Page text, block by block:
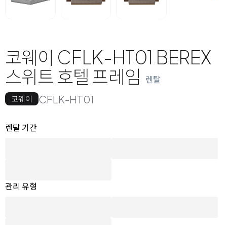
코웨이 CFLK-HT01 BEREX
스위트 호텔 프레임
렌탈
코웨이 CFLK-HT01
옵션 선택
렌탈 선택
렌탈 기간
관리 유형